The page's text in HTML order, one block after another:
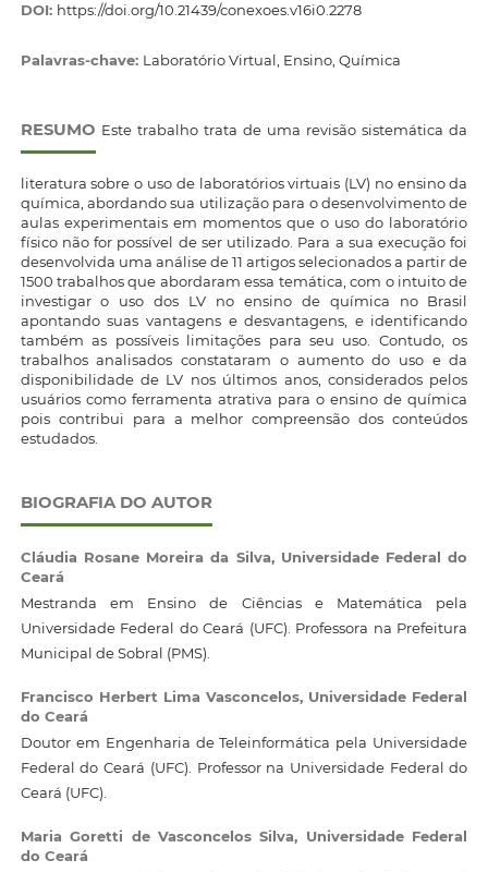
DOI: https://doi.org/10.21439/conexoes.v16i0.2278
Palavras-chave: Laboratório Virtual, Ensino, Química
RESUMO Este trabalho trata de uma revisão sistemática da
literatura sobre o uso de laboratórios virtuais (LV) no ensino da
química, abordando sua utilização para o desenvolvimento de
aulas experimentais em momentos que o uso do laboratório
físico não for possível de ser utilizado. Para a sua execução foi
desenvolvida uma análise de 11 artigos selecionados a partir de
1500 trabalhos que abordaram essa temática, com o intuito de
investigar o uso dos LV no ensino de química no Brasil
apontando suas vantagens e desvantagens, e identificando
também as possíveis limitações para seu uso. Contudo, os
trabalhos analisados constataram o aumento do uso e da
disponibilidade de LV nos últimos anos, considerados pelos
usuários como ferramenta atrativa para o ensino de química
pois contribui para a melhor compreensão dos conteúdos
estudados.
BIOGRAFIA DO AUTOR
Cláudia Rosane Moreira da Silva, Universidade Federal do
Ceará
Mestranda em Ensino de Ciências e Matemática pela
Universidade Federal do Ceará (UFC). Professora na Prefeitura
Municipal de Sobral (PMS).
Francisco Herbert Lima Vasconcelos, Universidade Federal
do Ceará
Doutor em Engenharia de Teleinformática pela Universidade
Federal do Ceará (UFC). Professor na Universidade Federal do
Ceará (UFC).
Maria Goretti de Vasconcelos Silva, Universidade Federal
do Ceará